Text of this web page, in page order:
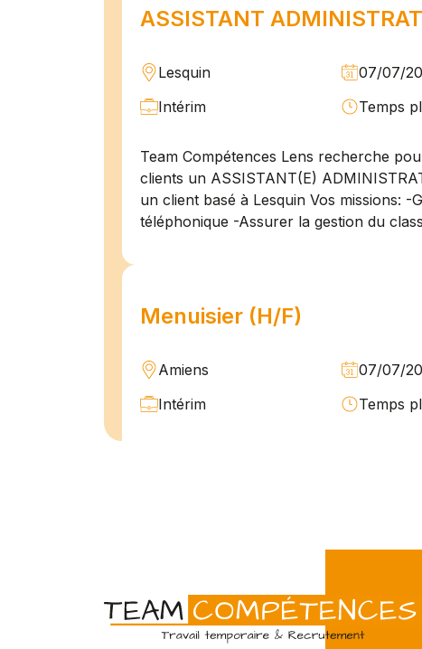
ASSISTANT
Lesquin
07/07/
Intérim
Temps
Team Compétences Lens recherche
clients un ASSISTANT(E)
un client basé à Lesquin Vos missions: -
téléphonique -Assurer la gestion du
Menuisier (H/F)
Amiens
07/07/
Intérim
Temps
Technicien de